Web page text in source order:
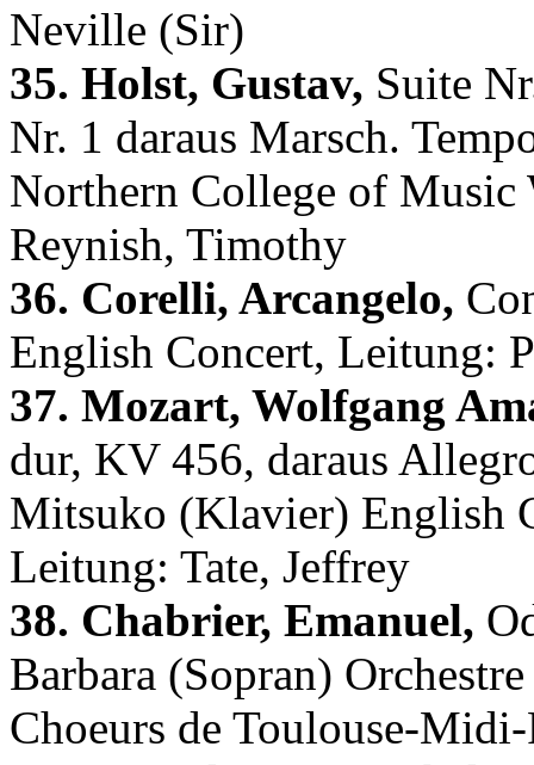
Neville (Sir)
35. Holst, Gustav, Suite
Nr. 1 daraus Marsch.
Northern College of Music
Reynish, Timothy
36. Corelli, Arcangelo,
English Concert, Leitung:
37. Mozart, Wolfgang
dur, KV 456, daraus
Mitsuko (Klavier) English
Leitung: Tate, Jeffrey
38. Chabrier, Emanuel,
Barbara (Sopran)
Choeurs de Toulouse-